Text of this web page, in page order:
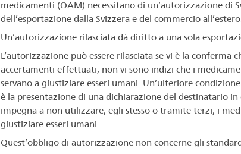
medicamenti (OAM) necessitano di un’autorizzazione di
dell’esportazione dalla Svizzera e del commercio
Un’autorizzazione rilasciata dà diritto a una sola
L’autorizzazione può essere rilasciata se vi è la conferma
accertamenti effettuati, non vi sono indizi che i
servano a giustiziare esseri umani. Un’ulteriore
è la presentazione di una dichiarazione del destinatario in
impegna a non utilizzare, egli stesso o tramite terzi, i
giustiziare esseri umani.
Quest’obbligo di autorizzazione non concerne gli